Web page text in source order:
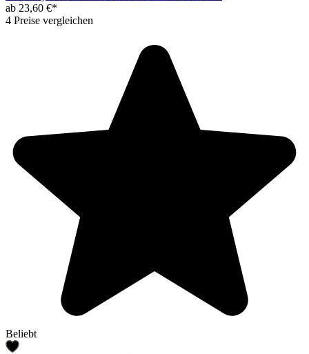
ab 23,60 €*
4 Preise vergleichen
Beliebt